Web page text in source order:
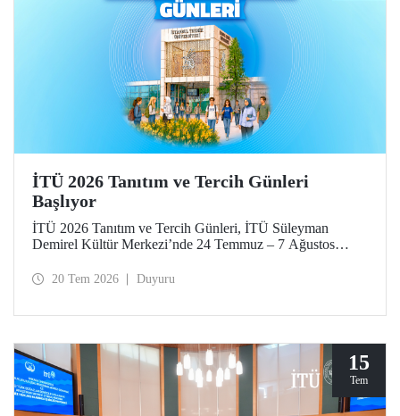
İTÜ 2026 Tanıtım ve Tercih Günleri
Başlıyor
İTÜ 2026 Tanıtım ve Tercih Günleri, İTÜ Süleyman
Demirel Kültür Merkezi’nde 24 Temmuz – 7 Ağustos
sunumlarına katılma, Ayazağa Yerleşkesi’ni otobüsle
20 Temmuz – 13 Ağustos tarihleri arasında ziyaret ederek
bilgi alabilecek.
20 Tem 2026 Duyuru
15
Tem